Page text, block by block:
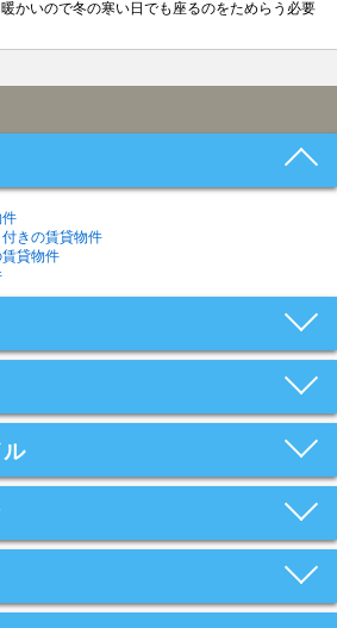
かいので冬の寒い日でも座るのをためらう必要
件
きの賃貸物件
貸物件